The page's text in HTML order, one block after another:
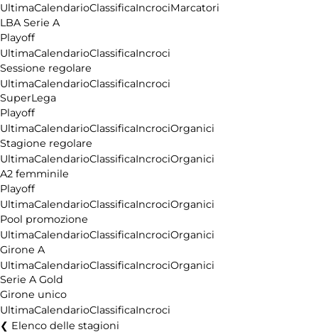
UltimaCalendarioClassificaIncrociMarcatori
LBA Serie A
Playoff
UltimaCalendarioClassificaIncroci
Sessione regolare
UltimaCalendarioClassificaIncroci
SuperLega
Playoff
UltimaCalendarioClassificaIncrociOrganici
Stagione regolare
UltimaCalendarioClassificaIncrociOrganici
A2 femminile
Playoff
UltimaCalendarioClassificaIncrociOrganici
Pool promozione
UltimaCalendarioClassificaIncrociOrganici
Girone A
UltimaCalendarioClassificaIncrociOrganici
Serie A Gold
Girone unico
UltimaCalendarioClassificaIncroci
Elenco delle stagioni